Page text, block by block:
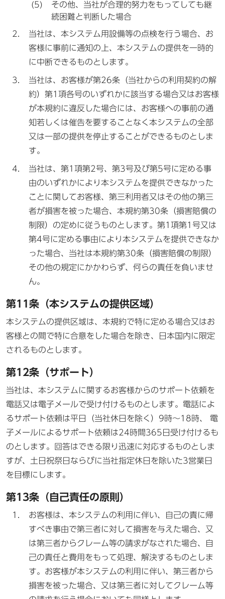
その他、当社が合理的努力をもってしても継
続困難と判断した場合
当社は、本システム用設備等の点検を行う場合、お
客様に事前に通知の上、本システムの提供を一時的
に中断できるものとします。
当社は、お客様が第26条（当社からの利用契約の解
約）第1項各号のいずれかに該当する場合又はお客様
が本規約に違反した場合には、お客様への事前の通
知若しくは催告を要することなく本システムの全部
又は一部の提供を停止することができるものとしま
す。
当社は、第1項第2号、第3号及び第5号に定める事
由のいずれかにより本システムを提供できなかった
ことに関してお客様、第三利用者又はその他の第三
者が損害を被った場合、本規約第30条（損害賠償の
制限）の定めに従うものとします。第1項第1号又は
第4号に定める事由により本システムを提供できなか
った場合、当社は本規約第30条（損害賠償の制限）
その他の規定にかかわらず、何らの責任を負いませ
ん。
第11条（本システムの提供区域）
本システムの提供区域は、本規約で特に定める場合又はお
客様との間で特に合意をした場合を除き、日本国内に限定
されるものとします。
第12条（サポート）
当社は、本システムに関するお客様からのサポート依頼を
電話又は電子メールで受け付けるものとします。電話によ
るサポート依頼は平日（当社休日を除く）9時～18時、 電
子メールによるサポート依頼は24時間365日受け付けるも
のとします。回答はできる限り迅速に対応するものとしま
すが、土日祝祭日ならびに当社指定休日を除いた3営業日
を目標にします。
第13条（自己責任の原則）
お客様は、本システムの利用に伴い、自己の責に帰
すべき事由で第三者に対して損害を与えた場合、又
は第三者からクレーム等の請求がなされた場合、自
己の責任と費用をもって処理、解決するものとしま
す。お客様が本システムの利用に伴い、第三者から
損害を被った場合、又は第三者に対してクレーム等